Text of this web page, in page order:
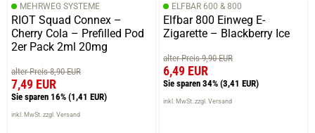
MEHRWEG SYSTEME
RIOT Squad Connex –
Cherry Cola – Prefilled Pod
2er Pack 2ml 20mg
alter Preis 8,90 EUR
7,49 EUR
Sie sparen 16% (1,41 EUR)
inkl. MwSt. zzgl. Versand
ELFBAR 600 & 800
Elfbar 800 Einweg E-
Zigarette – Blackberry Ice
alter Preis 9,90 EUR
6,49 EUR
Sie sparen 34% (3,41 EUR)
inkl. MwSt. zzgl. Versand